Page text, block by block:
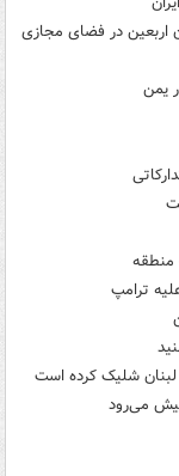
اربعین در فضای مجازی
یمن
منطقه
ترامپ
پیش می‌رود